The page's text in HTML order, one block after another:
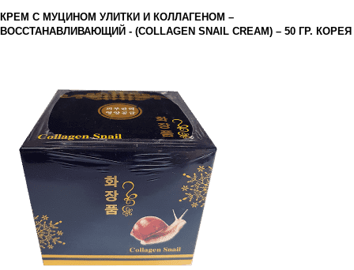
КРЕМ С МУЦИНОМ УЛИТКИ И КОЛЛАГЕНОМ –
ВОССТАНАВЛИВАЮЩИЙ - (COLLAGEN SNAIL CREAM) – 50 ГР. КОРЕЯ